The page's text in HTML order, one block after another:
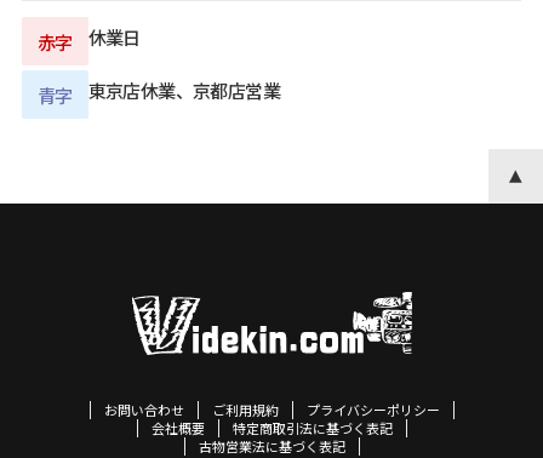
赤字 休業日
青字 東京店休業、京都店営業
お問い合わせ ご利用規約
プライバシーポリシー
会社概要
特定商取引法に基づく表記
古物営業法に基づく表記